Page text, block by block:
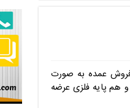
فروش عمده به صورت
هم پایه فلزی عرضه